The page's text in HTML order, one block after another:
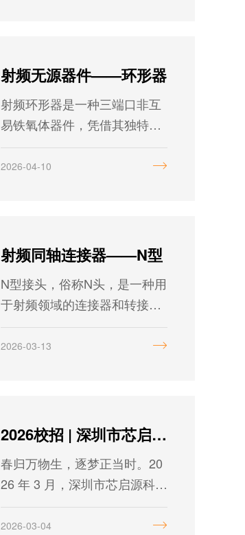
供高性能、高可靠的射频检波
器解决方案，欢迎咨询选型。
射频无源器件——环形器
射频环形器是一种三端口非互
易铁氧体器件，凭借其独特的
单向传输特性，在射频与微波
系统中扮演着不可替代的角
键领域。
2026-04-10
射频同轴连接器——N型
N型接头，俗称N头，是一种用
于射频领域的连接器和转接
器，于20世纪40年代由贝尔实
验室的Paul Neill发明，并以Ne
有可靠性高、抗振性强、机械
和电气性能优良等特点。
2026-03-13
2026校招 | 深圳市芯启源科技有限公司2026届校园招聘正式启动
春归万物生，逐梦正当时。20
26 年 3 月，深圳市芯启源科技
有限公司校园招聘全面开启。
我们诚邀心怀热爱、笃行致远
2026-03-04